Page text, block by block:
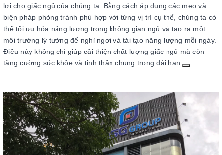
lợi cho giấc ngủ của chúng ta. Bằng cách áp dụng các mẹo và
biện pháp phòng tránh phù hợp với từng vị trí cụ thể, chúng ta có
thể tối ưu hóa năng lượng trong không gian ngủ và tạo ra một
môi trường lý tưởng để nghỉ ngơi và tái tạo năng lượng mỗi ngày.
Điều này không chỉ giúp cải thiện chất lượng giấc ngủ mà còn
tăng cường sức khỏe và tinh thần chung trong dài hạn.